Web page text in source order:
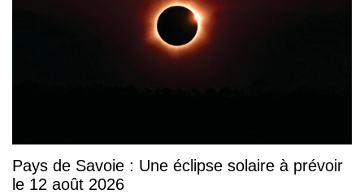
Pays de Savoie : Une éclipse solaire à prévoir
le 12 août 2026